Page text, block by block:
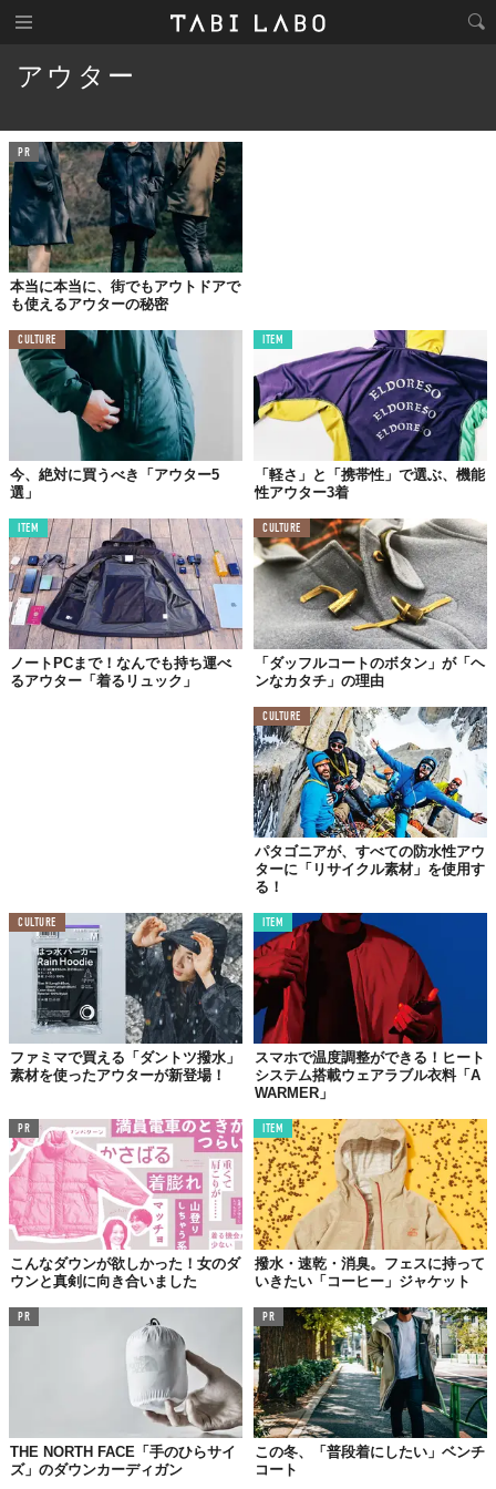
アウター
PR
本当に本当に、街でもアウトドアで
も使えるアウターの秘密
CULTURE
今、絶対に買うべき「アウター5
選」
ITEM
「軽さ」と「携帯性」で選ぶ、機能
性アウター3着
ITEM
ノートPCまで！なんでも持ち運べ
るアウター「着るリュック」
CULTURE
「ダッフルコートのボタン」が「ヘ
ンなカタチ」の理由
CULTURE
パタゴニアが、すべての防水性アウ
ターに「リサイクル素材」を使用す
る！
CULTURE
ファミマで買える「ダントツ撥水」
素材を使ったアウターが新登場！
ITEM
スマホで温度調整ができる！ヒート
システム搭載ウェアラブル衣料「A
WARMER」
PR
こんなダウンが欲しかった！女のダ
ウンと真剣に向き合いました
ITEM
撥水・速乾・消臭。フェスに持って
いきたい「コーヒー」ジャケット
PR
THE NORTH FACE「手のひらサイ
ズ」のダウンカーディガン
PR
この冬、「普段着にしたい」ベンチ
コート